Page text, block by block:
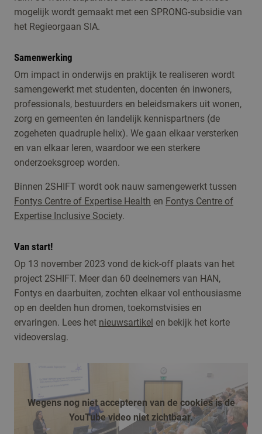
mogelijk wordt gemaakt met een SPRONG-subsidie van
het Regieorgaan SIA.
Samenwerking
Om impact in onderwijs en praktijk te realiseren wordt
samengewerkt met studenten, docenten én inwoners,
professionals, bestuurders en beleidsmakers uit wonen,
zorg en gemeenten én landelijk kennispartners (de
zogeheten quadruple helix). We gaan elkaar versterken
en van elkaar leren, waardoor we een sterkere
onderzoeksgroep worden.
Binnen 2SHIFT wordt ook nauw samengewerkt tussen
Fontys Centre of Expertise Health en Fontys Centre of
Expertise Inclusive Society.
Van start!
Op 13 november 2023 vond de kick-off plaats van het
project 2SHIFT. Meer dan 60 deelnemers van HAN,
Fontys en daarbuiten, zochten elkaar vol enthousiasme
op en deelden hun dromen, toekomstvisies en
ervaringen. Lees het nieuwsartikel en bekijk het korte
videoverslag.
Wegens nog niet accepteren van de cookies is de
YouTube video niet zichtbaar.